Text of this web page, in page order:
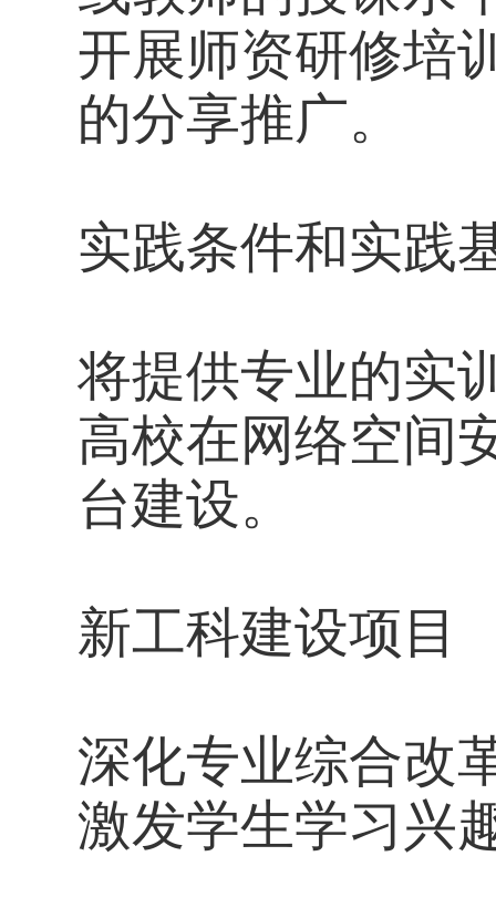
开展师资研修培
的分享推广。
实践条件和实践
将提供专业的实
高校在网络空间
台建设。
新工科建设项目
深化专业综合改
激发学生学习兴